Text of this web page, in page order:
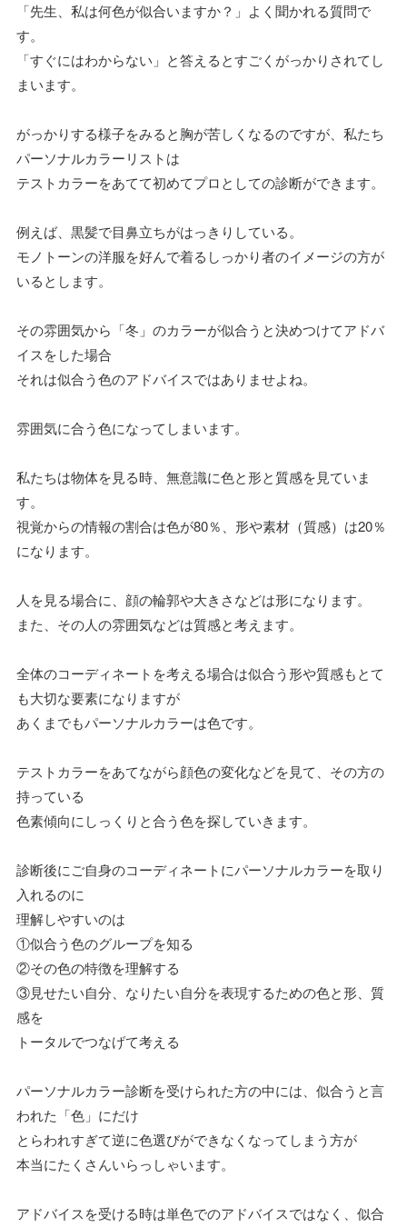
「先生、私は何色が似合いますか？」よく聞かれる質問で
す。
「すぐにはわからない」と答えるとすごくがっかりされてし
まいます。
がっかりする様子をみると胸が苦しくなるのですが、私たち
パーソナルカラーリストは
テストカラーをあてて初めてプロとしての診断ができます。
例えば、黒髪で目鼻立ちがはっきりしている。
モノトーンの洋服を好んで着るしっかり者のイメージの方が
いるとします。
その雰囲気から「冬」のカラーが似合うと決めつけてアドバ
イスをした場合
それは似合う色のアドバイスではありませよね。
雰囲気に合う色になってしまいます。
私たちは物体を見る時、無意識に色と形と質感を見ていま
す。
視覚からの情報の割合は色が80％、形や素材（質感）は20％
になります。
人を見る場合に、顔の輪郭や大きさなどは形になります。
また、その人の雰囲気などは質感と考えます。
全体のコーディネートを考える場合は似合う形や質感もとて
も大切な要素になりますが
あくまでもパーソナルカラーは色です。
テストカラーをあてながら顔色の変化などを見て、その方の
持っている
色素傾向にしっくりと合う色を探していきます。
診断後にご自身のコーディネートにパーソナルカラーを取り
入れるのに
理解しやすいのは
①似合う色のグループを知る
②その色の特徴を理解する
③見せたい自分、なりたい自分を表現するための色と形、質
感を
トータルでつなげて考える
パーソナルカラー診断を受けられた方の中には、似合うと言
われた「色」にだけ
とらわれすぎて逆に色選びができなくなってしまう方が
本当にたくさんいらっしゃいます。
アドバイスを受ける時は単色でのアドバイスではなく、似合